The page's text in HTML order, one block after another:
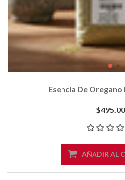
Esencia De Oregano
$495.00
AÑADIR AL